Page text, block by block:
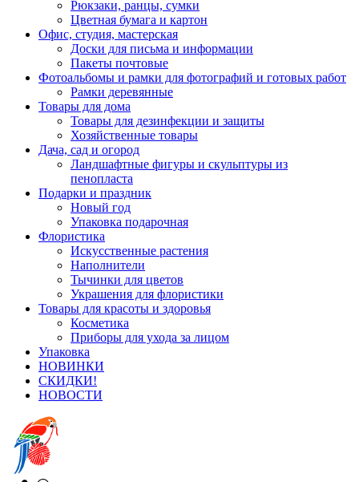
Рюкзаки, ранцы, сумки
Цветная бумага и картон
Офис, студия, мастерская
Доски для письма и информации
Пакеты почтовые
Фотоальбомы и рамки для фотографий и готовых работ
Рамки деревянные
Товары для дома
Товары для дезинфекции и защиты
Хозяйственные товары
Дача, сад и огород
Ландшафтные фигуры и скульптуры из
пенопласта
Подарки и праздник
Новый год
Упаковка подарочная
Флористика
Искусственные растения
Наполнители
Тычинки для цветов
Украшения для флористики
Товары для красоты и здоровья
Косметика
Приборы для ухода за лицом
Упаковка
НОВИНКИ
СКИДКИ!
НОВОСТИ